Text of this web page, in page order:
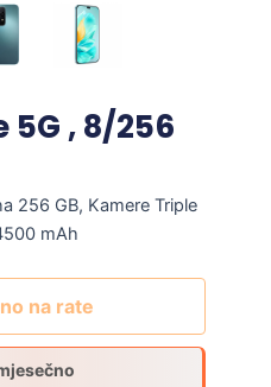
5G , 8/256
256 GB, Kamere Triple
mAh
na rate